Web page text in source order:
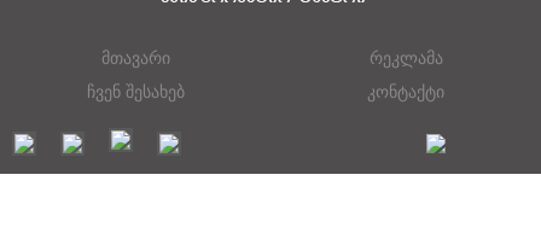
მთავარი
რეკლამა
ჩვენ შესახებ
კონტაქტი